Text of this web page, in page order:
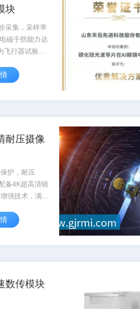
块
采集，采样率
磁干扰能力达
飞行器试验提
耐压摄像
护，耐压
备4K超高清镜
强技术，满足
数传模块